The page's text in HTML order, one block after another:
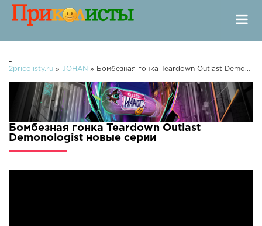
-
2pricolisty.ru » JOHAN » Бомбезная гонка Teardown Outlast Demonologist
Бомбезная гонка Teardown Outlast
Demonologist новые серии